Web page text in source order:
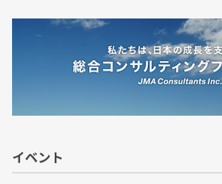
イベント